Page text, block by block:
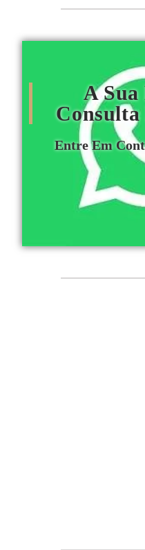
A
Entre Em